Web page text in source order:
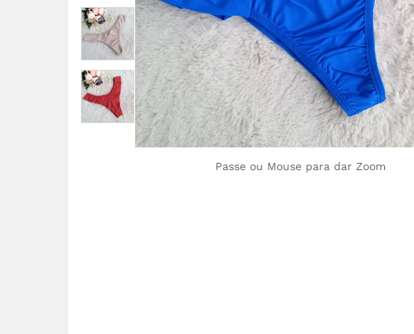
Passe ou Mouse para dar Zoom